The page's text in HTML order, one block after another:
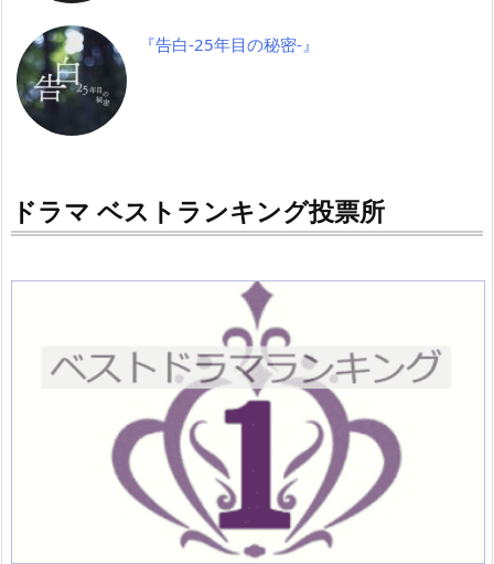
『告白-25年目の秘密-』
ドラマ ベストランキング投票所